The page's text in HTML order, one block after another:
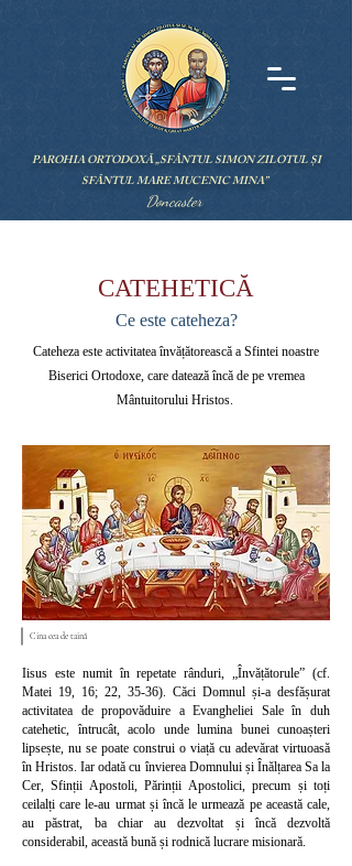
PAROHIA ORTODOXĂ „SFÂNTUL SIMON ZILOTUL ȘI
SFÂNTUL MARE MUCENIC MINA”
Doncaster
CATEHETICĂ
Ce este cateheza?
Cateheza este activitatea învățătorească a Sfintei noastre
Biserici Ortodoxe, care datează încă de pe vremea
Mântuitorului Hristos.
Cina cea de taină
Iisus este numit în repetate rânduri, „Învățătorule” (cf.
Matei 19, 16; 22, 35-36). Căci Domnul și-a desfășurat
activitatea de propovăduire a Evangheliei Sale în duh
catehetic, întrucât, acolo unde lumina bunei cunoașteri
lipsește, nu se poate construi o viață cu adevărat virtuoasă
în Hristos. Iar odată cu învierea Domnului și Înălțarea Sa la
Cer, Sfinții Apostoli, Părinții Apostolici, precum și toți
ceilalți care le-au urmat și încă le urmează pe această cale,
au păstrat, ba chiar au dezvoltat și încă dezvoltă
considerabil, această bună și rodnică lucrare misionară.